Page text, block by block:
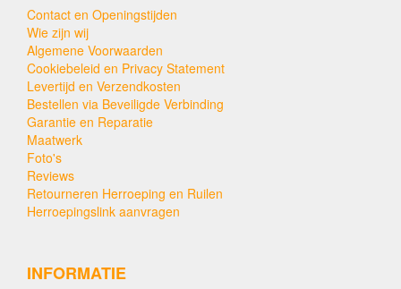
Contact en Openingstijden
Wie zijn wij
Algemene Voorwaarden
Cookiebeleid en Privacy Statement
Levertijd en Verzendkosten
Bestellen via Beveiligde Verbinding
Garantie en Reparatie
Maatwerk
Foto's
Reviews
Retourneren Herroeping en Ruilen
Herroepingslink aanvragen
INFORMATIE